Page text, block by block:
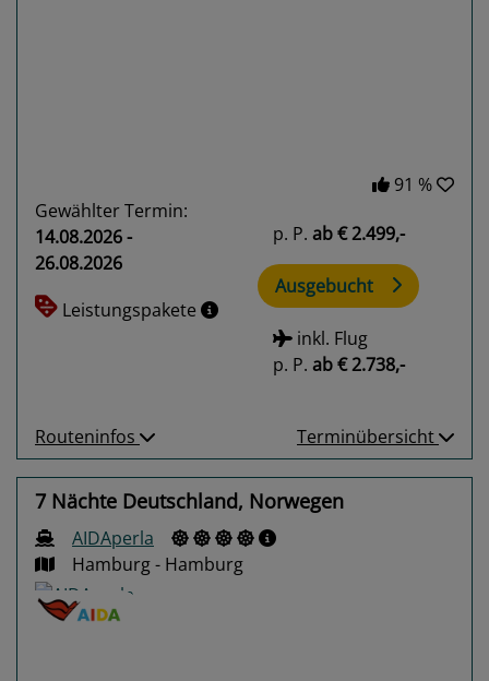
91 %
Gewählter Termin:
14.08.2026 -
26.08.2026
Leistungspakete
p. P. ab€ 2.499,-
Ausgebucht
inkl. Flug
p. P. ab€ 2.738,-
Routeninfos Terminübersicht
7 Nächte Deutschland, Norwegen
AIDAperla
Hamburg - Hamburg